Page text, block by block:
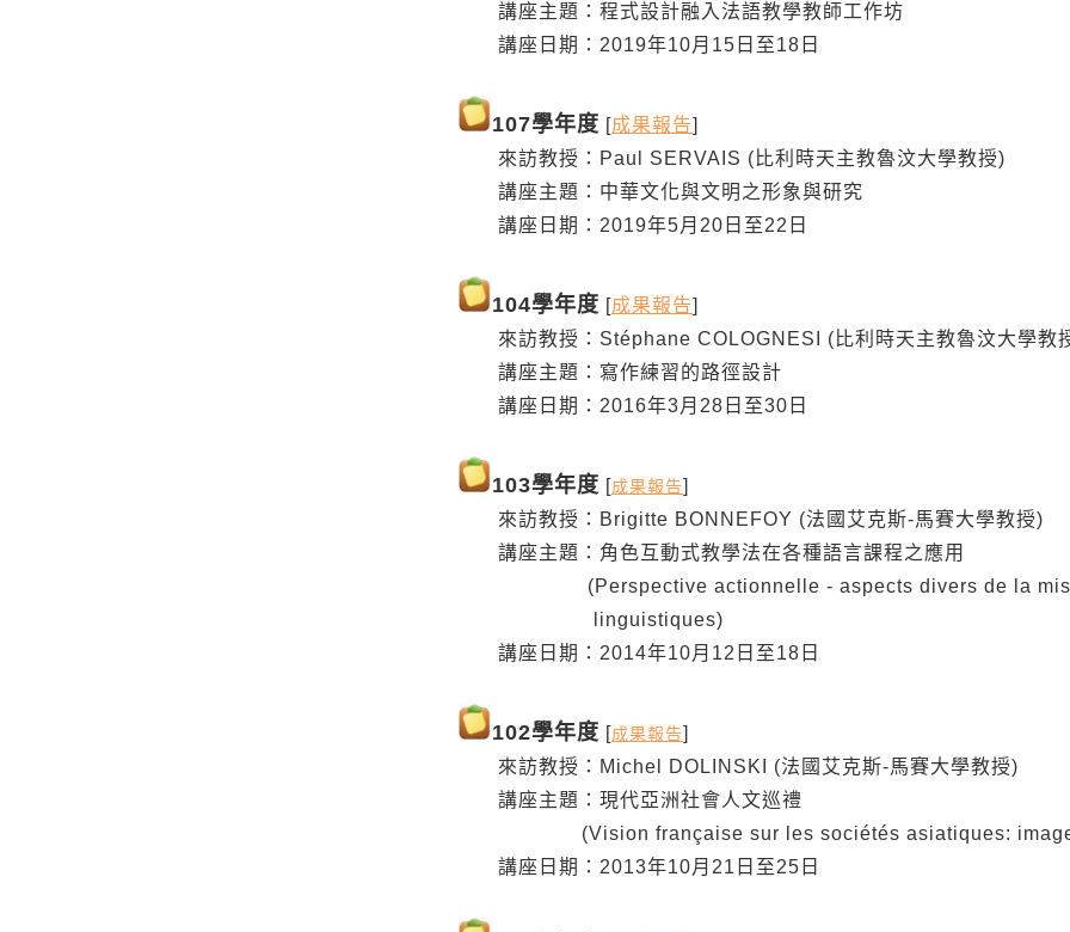
講座主題：程式設計融入法語教學教師工作坊
講座日期：2019年10月15日至18日
107學年度 [成果報告]
來訪教授：Paul SERVAIS (比利時天主教魯汶大學教授)
講座主題：中華文化與文明之形象與研究
講座日期：2019年5月20日至22日
104學年度 [成果報告]
來訪教授：Stéphane COLOGNESI (比利時天主教魯汶大學教
講座主題：寫作練習的路徑設計
講座日期：2016年3月28日至30日
103學年度 [成果報告]
來訪教授：Brigitte BONNEFOY (法國艾克斯-馬賽大學教授)
講座主題：角色互動式教學法在各種語言課程之應用
(Perspective actionnelle - aspects divers de la mise
linguistiques)
講座日期：2014年10月12日至18日
102學年度 [成果報告]
來訪教授：Michel DOLINSKI (法國艾克斯-馬賽大學教授)
講座主題：現代亞洲社會人文巡禮
(Vision française sur les sociétés asiatiques: image,
講座日期：2013年10月21日至25日